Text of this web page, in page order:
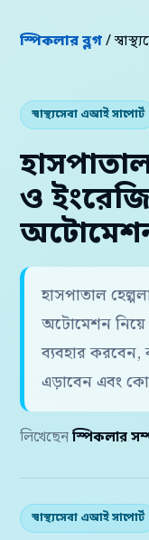
স্পিকলার ব্লগ/
স্বাস্থ্যসেবা এআই সাপোর্ট
ও
হাসপাতাল
অটোমেশন
ব্যবহার
এড়াবেন এবং
লিখেছেন স্পিকলার
স্বাস্থ্যসেবা এআই সাপোর্ট